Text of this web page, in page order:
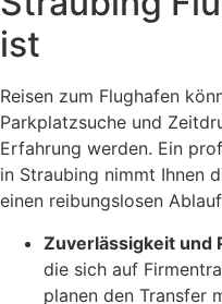
ist
Reisen zum Flughafen
Parkplatzsuche und
Erfahrung werden. Ein
in Straubing nimmt Ihnen
einen reibungslosen
Zuverlässigkeit und
die sich auf
planen den Transfer